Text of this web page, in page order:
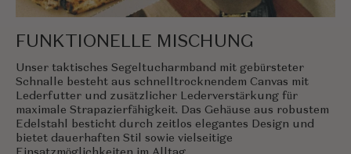
FUNKTIONELLE MISCHUNG
Unser taktisches Segeltucharmband mit gebürsteter
Schnalle besteht aus schnelltrocknendem Canvas mit
Lederfutter und zusätzlicher Lederverstärkung für
maximale Strapazierfähigkeit. Das Gehäuse aus robustem
Edelstahl besticht durch zeitlos elegantes Design und
bietet dauerhaften Stil sowie vielseitige